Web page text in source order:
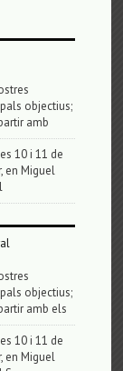
objectius;
amb
10 i 11 de
en Miguel
objectius;
amb els
10 i 11 de
en Miguel